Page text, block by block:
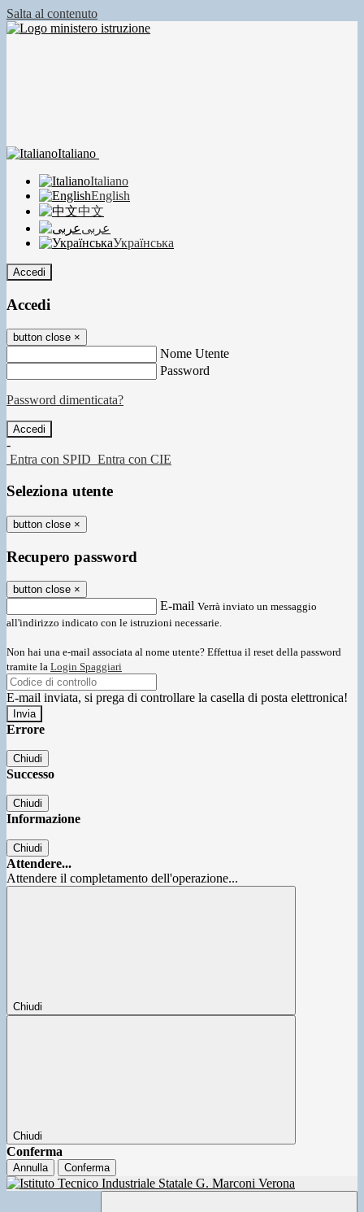
Salta al contenuto
Italiano
Italiano
English
中文
عربى
Українська
Accedi
Accedi
button close ×
Nome Utente
Password
Password dimenticata?
-
Entra con SPID Entra con CIE
Seleziona utente
button close ×
Recupero password
button close ×
E-mail Verrà inviato un messaggio
all'indirizzo indicato con le istruzioni necessarie.
Non hai una e-mail associata al nome utente? Effettua il reset della password
tramite la Login Spaggiari
E-mail inviata, si prega di controllare la casella di posta elettronica!
Errore
Chiudi
Successo
Chiudi
Informazione
Chiudi
Attendere...
Attendere il completamento dell'operazione...
Chiudi
Chiudi
Conferma
Annulla Conferma